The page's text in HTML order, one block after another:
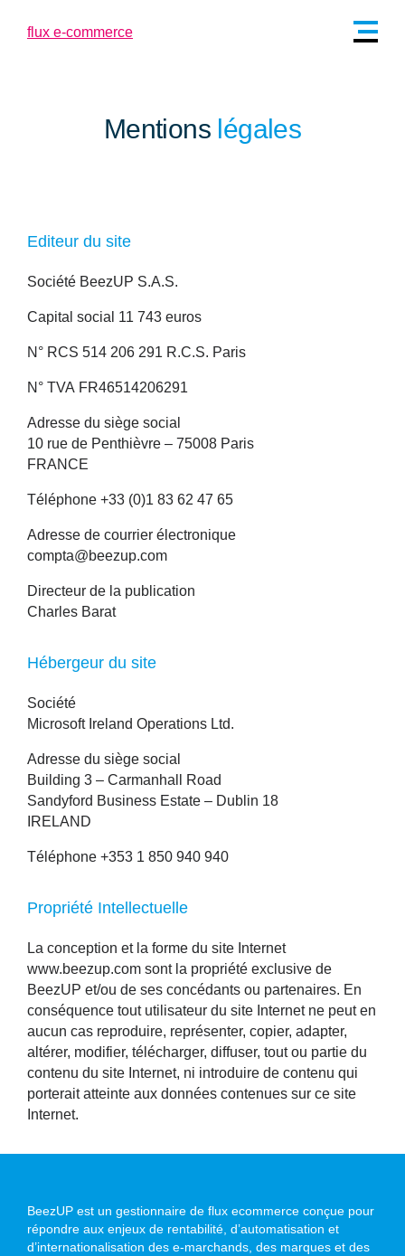
Mentions légales
Editeur du site
Société BeezUP S.A.S.
Capital social 11 743 euros
N° RCS 514 206 291 R.C.S. Paris
N° TVA FR46514206291
Adresse du siège social
10 rue de Penthièvre – 75008 Paris
FRANCE
Téléphone +33 (0)1 83 62 47 65
Adresse de courrier électronique
compta@beezup.com
Directeur de la publication
Charles Barat
Hébergeur du site
Société
Microsoft Ireland Operations Ltd.
Adresse du siège social
Building 3 – Carmanhall Road
Sandyford Business Estate – Dublin 18
IRELAND
Téléphone +353 1 850 940 940
Propriété Intellectuelle
La conception et la forme du site Internet
www.beezup.com sont la propriété exclusive de
BeezUP et/ou de ses concédants ou partenaires. En
conséquence tout utilisateur du site Internet ne peut en
aucun cas reproduire, représenter, copier, adapter,
altérer, modifier, télécharger, diffuser, tout ou partie du
contenu du site Internet, ni introduire de contenu qui
porterait atteinte aux données contenues sur ce site
Internet.
BeezUP est un gestionnaire de flux ecommerce conçue pour
répondre aux enjeux de rentabilité, d’automatisation et
d’internationalisation des e-marchands, des marques et des